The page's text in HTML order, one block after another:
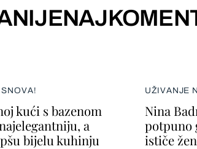
kući s bazenom
a
bijelu kuhinju
UŽIVANJE
Nina
potpuno
ističe